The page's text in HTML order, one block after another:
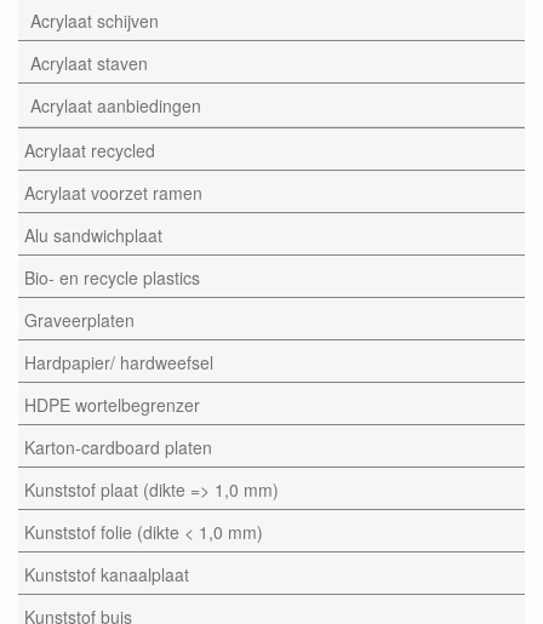
Acrylaat schijven
Acrylaat staven
Acrylaat aanbiedingen
Acrylaat recycled
Acrylaat voorzet ramen
Alu sandwichplaat
Bio- en recycle plastics
Graveerplaten
Hardpapier/ hardweefsel
HDPE wortelbegrenzer
Karton-cardboard platen
Kunststof plaat (dikte => 1,0 mm)
Kunststof folie (dikte < 1,0 mm)
Kunststof kanaalplaat
Kunststof buis